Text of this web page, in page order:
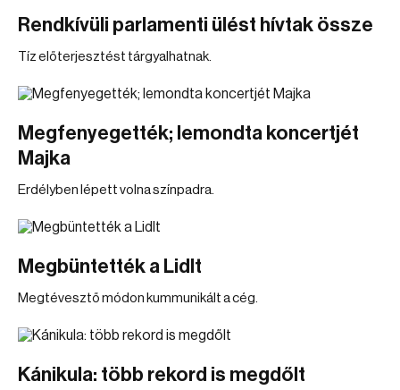
Rendkívüli parlamenti ülést hívtak össze
Tíz előterjesztést tárgyalhatnak.
Megfenyegették; lemondta koncertjét
Majka
Erdélyben lépett volna színpadra.
Megbüntették a Lidlt
Megtévesztő módon kummunikált a cég.
Kánikula: több rekord is megdőlt